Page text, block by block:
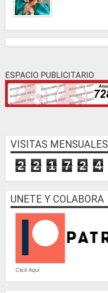
ESPACIO PUBLICITARIO
VISITAS MENSUALES
2 2 1 7 2 4
UNETE Y COLABORA
Click Aquí